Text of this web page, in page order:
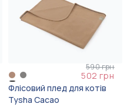
590 грн
502 грн
Флісовий плед для котів
Tysha Cacao